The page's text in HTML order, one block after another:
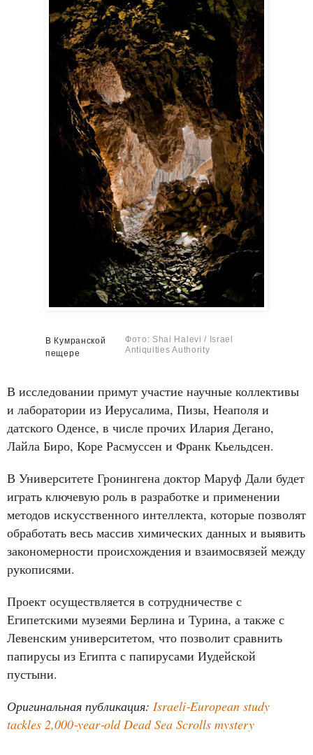
В Кумранской
пещере
Фото: Shai Halevi / Israel
Antiquities Authority
В исследовании примут участие научные коллективы
и лаборатории из Иерусалима, Пизы, Неаполя и
датского Оденсе, в числе прочих Илария Дегано,
Лайла Биро, Коре Расмуссен и Франк Кьельдсен.
В Университете Гронингена доктор Маруф Дали будет
играть ключевую роль в разработке и применении
методов искусственного интеллекта, которые позволят
обработать весь массив химических данных и выявить
закономерности происхождения и взаимосвязей между
рукописями.
Проект осуществляется в сотрудничестве с
Египетскими музеями Берлина и Турина, а также с
Левенским университетом, что позволит сравнить
папирусы из Египта с папирусами Иудейской
пустыни.
Оригинальная публикация: Israeli‑European study
tackles 2,000‑year‑old Dead Sea Scrolls mystery